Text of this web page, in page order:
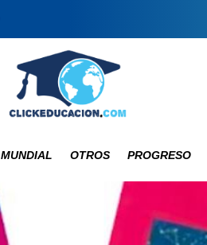
MUNDIAL OTROS PROGRESO